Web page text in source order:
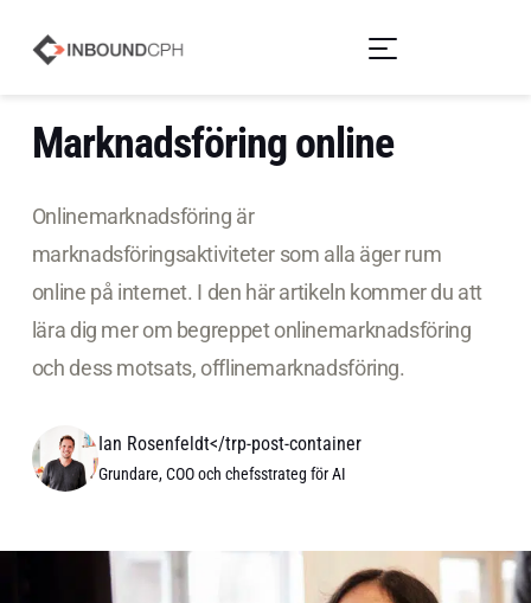
Marknadsföring online
Onlinemarknadsföring är
marknadsföringsaktiviteter som alla äger rum
online på internet. I den här artikeln kommer du att
lära dig mer om begreppet onlinemarknadsföring
och dess motsats, offlinemarknadsföring.
Ian Rosenfeldt</trp-post-container
Grundare, COO och chefsstrateg för AI